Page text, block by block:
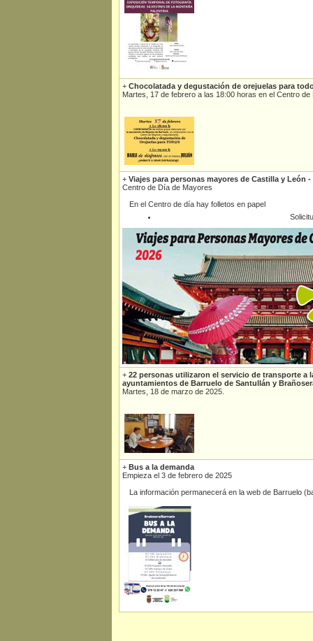
+ Chocolatada y degustación de orejuelas para
Martes, 17 de febrero a las 18:00 horas en el Centro
+ Viajes para personas mayores de Castilla y León -
Centro de Día de Mayores
En el Centro de día hay folletos en papel
+ 22 personas utilizaron el servicio de transporte a
ayuntamientos de Barruelo de Santullán y
Martes, 18 de marzo de 2025.
+ Bus a la demanda
Empieza el 3 de febrero de 2025
La información permanecerá en la web de Barruelo